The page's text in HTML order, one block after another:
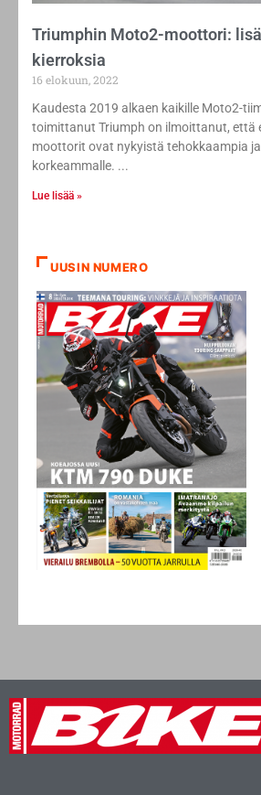
Triumphin Moto2-moottori:
kierroksia
16 elokuun, 2022
Kaudesta 2019 alkaen kaikille Moto2-
toimittanut Triumph on ilmoittanut, että
moottorit ovat nykyistä tehokkaampia
korkeammalle.
Lue lisää »
UUSIN NUMERO